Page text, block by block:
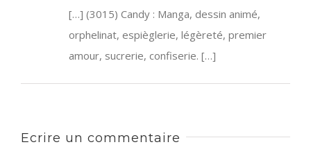
[…] (3015) Candy : Manga, dessin animé,
orphelinat, espièglerie, légèreté, premier
amour, sucrerie, confiserie. […]
Ecrire un commentaire